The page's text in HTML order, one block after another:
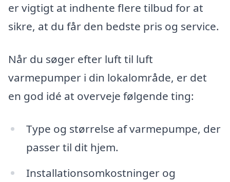
er vigtigt at indhente flere tilbud for at
sikre, at du får den bedste pris og service.
Når du søger efter luft til luft
varmepumper i din lokalområde, er det
en god idé at overveje følgende ting:
Type og størrelse af varmepumpe, der
passer til dit hjem.
Installationsomkostninger og